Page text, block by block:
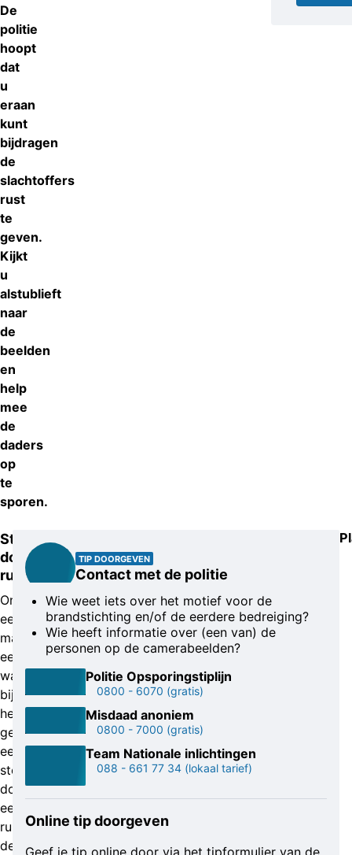
De
politie
hoopt
dat
u
eraan
kunt
bijdragen
de
slachtoffers
rust
te
geven.
Kijkt
u
alstublieft
naar
de
beelden
en
help
mee
de
daders
op
te
sporen.
Steen
door
ruit
Ongeveer
een
maand
eerder
was
bij
hetzelfde
gezin
een
steen
door
een
ruit
de
TIP DOORGEVEN
Contact met de politie
Wie weet iets over het motief voor de
brandstichting en/of de eerdere bedreiging?
Wie heeft informatie over (een van) de
personen op de camerabeelden?
Politie Opsporingstiplijn
0800 - 6070 (gratis)
Misdaad anoniem
0800 - 7000 (gratis)
Team Nationale inlichtingen
088 - 661 77 34 (lokaal tarief)
Online tip doorgeven
Geef je tip online door via het tipformulier van de